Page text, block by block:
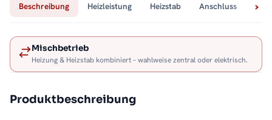
Beschreibung Heizleistung Heizstab Anschluss
Mischbetrieb
Heizung & Heizstab kombiniert – wahlweise zentral oder elektrisch.
Produktbeschreibung